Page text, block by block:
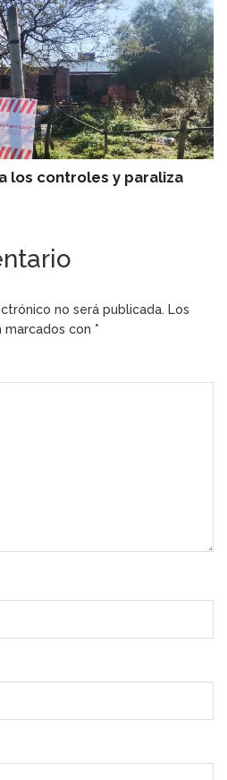
los controles y paraliza
no será publicada. Los
con *